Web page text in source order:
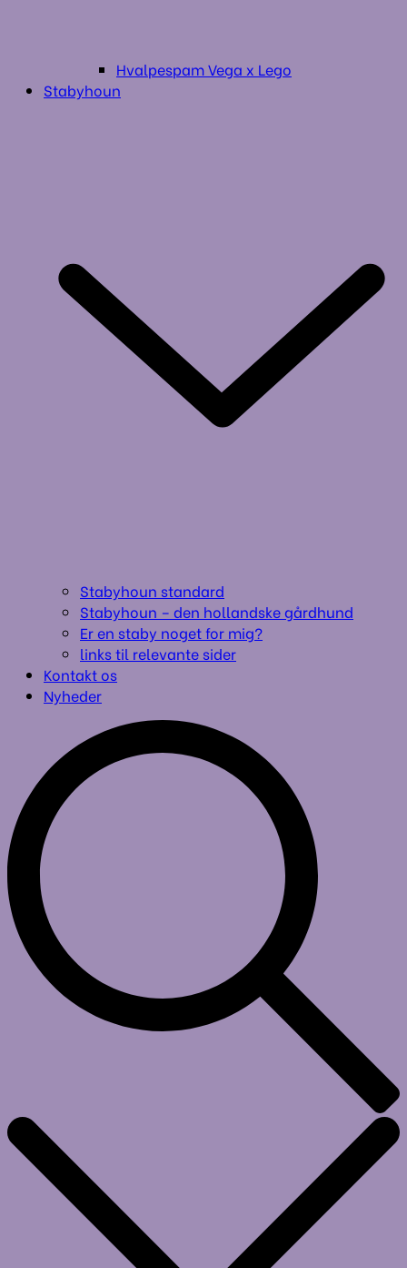
Hvalpespam Vega x Lego
Stabyhoun
Stabyhoun standard
Stabyhoun – den hollandske gårdhund
Er en staby noget for mig?
links til relevante sider
Kontakt os
Nyheder